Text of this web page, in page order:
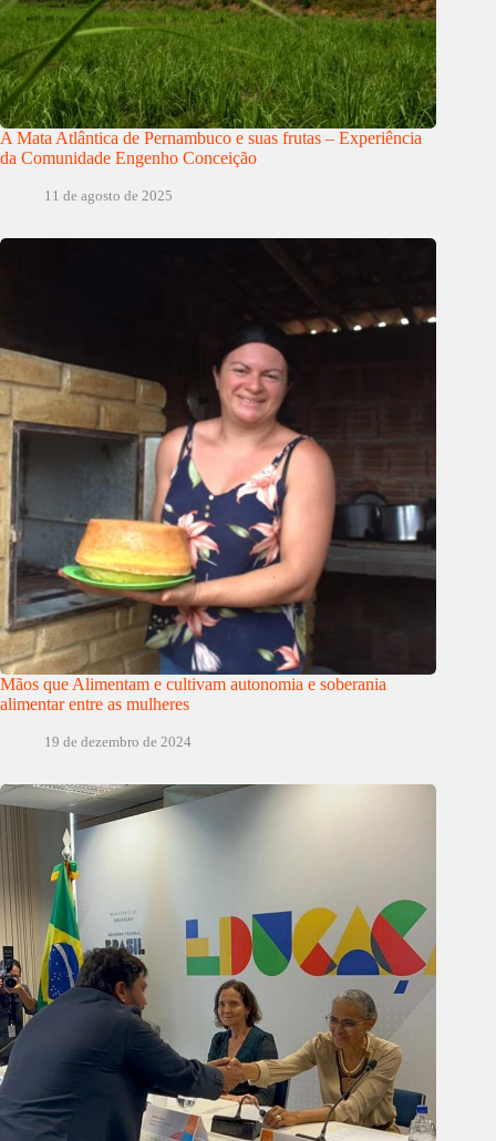
A Mata Atlântica de Pernambuco e suas frutas – Experiência
da Comunidade Engenho Conceição
11 de agosto de 2025
Mãos que Alimentam e cultivam autonomia e soberania
alimentar entre as mulheres
19 de dezembro de 2024